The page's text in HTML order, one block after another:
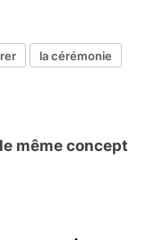
la cérémonie
même concept